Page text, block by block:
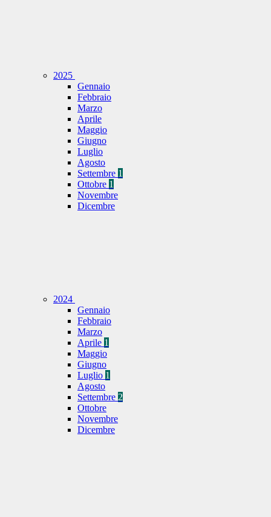
2025
Gennaio
Febbraio
Marzo
Aprile
Maggio
Giugno
Luglio
Agosto
Settembre 1
Ottobre 1
Novembre
Dicembre
2024
Gennaio
Febbraio
Marzo
Aprile 1
Maggio
Giugno
Luglio 1
Agosto
Settembre 2
Ottobre
Novembre
Dicembre